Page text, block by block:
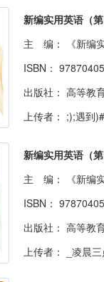
主 编：
《新编实
ISBN：
出版社： 高等教
上传者： ;);遇到)#
主 编：
《新编实
ISBN：
出版社： 高等教
上传者：
_凌晨三